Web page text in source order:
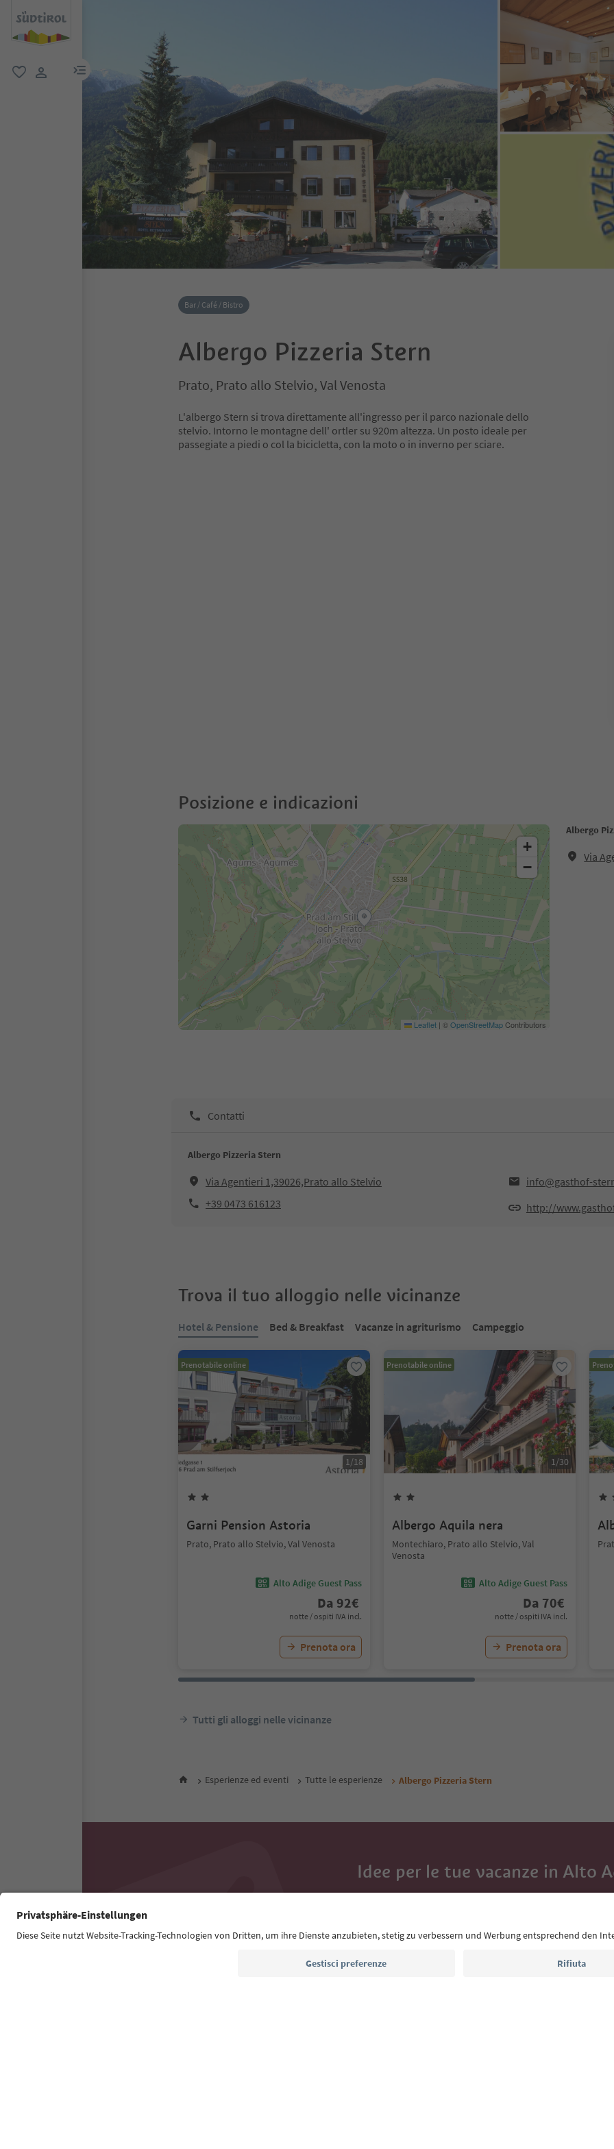
menu link
Bar / Café / Bistro
Albergo Pizzeria Stern
Prato, Prato allo Stelvio, Val Venosta
L'albergo Stern si trova direttamente all'ingresso per il parco nazionale dello
stelvio. Intorno le montagne dell' ortler su 920m altezza. Un posto ideale per
passegiate a piedi o col la bicicletta, con la moto o in inverno per sciare.
Posizione e indicazioni
Albergo
Via
+
−
Leaflet | ©OpenStreetMapContributors
Contatti
Albergo Pizzeria Stern
Via Agentieri 1,39026,Prato allo Stelvio
info@gasthof-
+39 0473 616123
http://
Trova il tuo alloggio nelle vicinanze
Hotel & Pensione Bed & Breakfast Vacanze in agriturismo Campeggio
Prenotabile online
1/18
Garni Pension Astoria
Prato, Prato allo Stelvio, Val Venosta
Alto Adige Guest Pass
Da 92€
notte / ospiti IVA incl.
Prenota ora
Prenotabile online
1/30
Albergo Aquila nera
Montechiaro, Prato allo Stelvio, Val
Venosta
Alto Adige Guest Pass
Da 70€
notte / ospiti IVA incl.
Prenota ora
Tutti gli alloggi nelle vicinanze
Esperienze ed eventi Tutte le esperienze Albergo Pizzeria Stern
Idee per le tue vacanze in Alto
Indirizzo e-mail*